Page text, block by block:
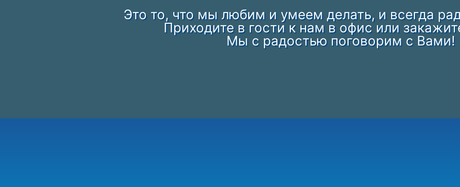
Это то, что мы любим и умеем делать, и всегда
Приходите в гости к нам в офис или
Мы с радостью поговорим с Вами!